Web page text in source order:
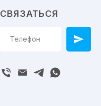
СВЯЗАТЬСЯ